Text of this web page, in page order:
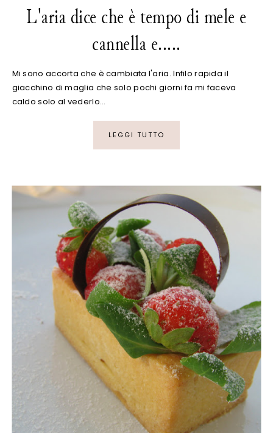
L'aria dice che è tempo di mele e
cannella e.....
Mi sono accorta che è cambiata l'aria. Infilo rapida il
giacchino di maglia che solo pochi giorni fa mi faceva
caldo solo al vederlo…
LEGGI TUTTO